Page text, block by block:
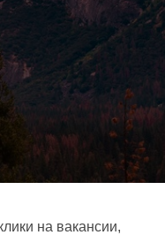
на вакансии,